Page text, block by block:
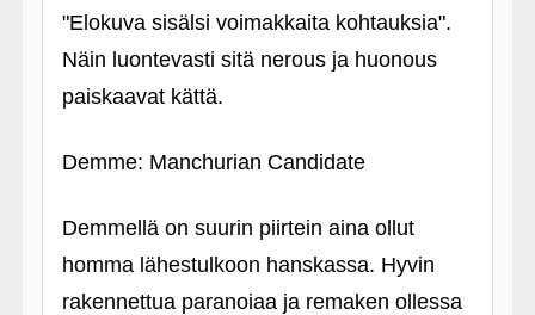
"Elokuva sisälsi voimakkaita kohtauksia".
Näin luontevasti sitä nerous ja huonous
paiskaavat kättä.
Demme: Manchurian Candidate
Demmellä on suurin piirtein aina ollut
homma lähestulkoon hanskassa. Hyvin
rakennettua paranoiaa ja remaken ollessa